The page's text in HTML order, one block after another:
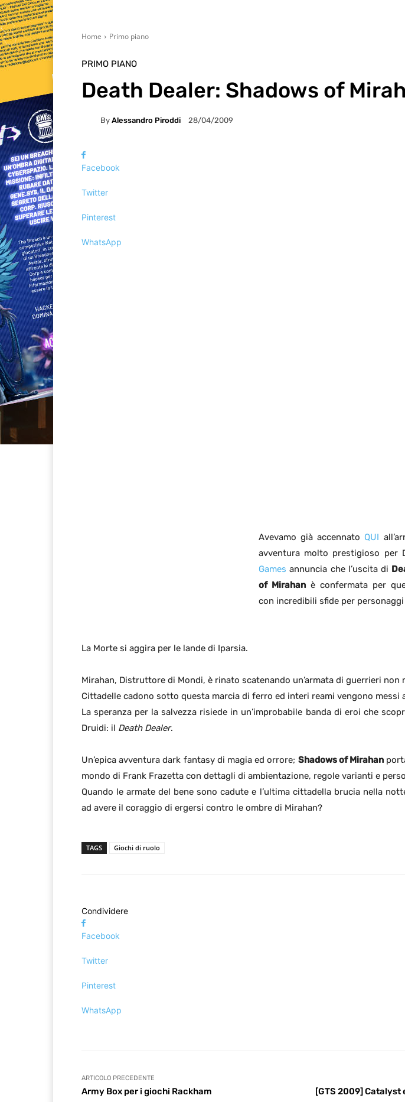
Home Primo piano
PRIMO PIANO
Death Dealer: Shadows of
By Alessandro Piroddi 28/04/2009
Facebook
Twitter
Pinterest
WhatsApp
Avevamo già accennato QUI
avventura molto prestigioso per
Games annuncia che l’uscita di
of Mirahan è confermata per
con incredibili sfide per personaggi
La Morte si aggira per le lande di Iparsia.
Mirahan, Distruttore di Mondi, è rinato scatenando un’armata di guerrieri non
Cittadelle cadono sotto questa marcia di ferro ed interi reami vengono messi
La speranza per la salvezza risiede in un’improbabile banda di eroi che
Druidi: il Death Dealer.
Un’epica avventura dark fantasy di magia ed orrore; Shadows of Mirahan
mondo di Frank Frazetta con dettagli di ambientazione, regole varianti e
Quando le armate del bene sono cadute e l’ultima cittadella brucia nella
ad avere il coraggio di ergersi contro le ombre di Mirahan?
TAGS Giochi di ruolo
Condividere
Facebook
Twitter
Pinterest
WhatsApp
ARTICOLO PRECEDENTE
Army Box per i giochi Rackham [GTS 2009] Catalyst